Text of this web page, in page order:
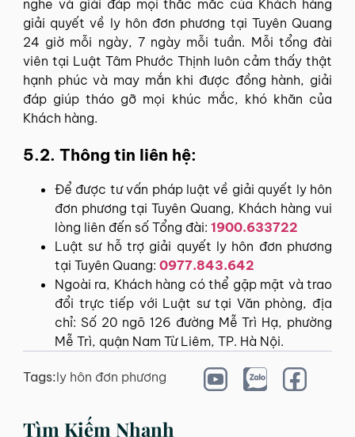
nghe và giải đáp mọi thắc mắc của Khách hàng
giải quyết về ly hôn đơn phương tại Tuyên Quang
24 giờ mỗi ngày, 7 ngày mỗi tuần. Mỗi tổng đài
viên tại Luật Tâm Phước Thịnh luôn cảm thấy thật
hạnh phúc và may mắn khi được đồng hành, giải
đáp giúp tháo gỡ mọi khúc mắc, khó khăn của
Khách hàng.
5.2. Thông tin liên hệ:
Để được tư vấn pháp luật về giải quyết ly hôn
đơn phương tại Tuyên Quang, Khách hàng vui
lòng liên đến số Tổng đài: 1900.633722
Luật sư hỗ trợ giải quyết ly hôn đơn phương
tại Tuyên Quang: 0977.843.642
Ngoài ra, Khách hàng có thể gặp mặt và trao
đổi trực tiếp với Luật sư tại Văn phòng, địa
chỉ: Số 20 ngõ 126 đường Mễ Trì Hạ, phường
Mễ Trì, quận Nam Từ Liêm, TP. Hà Nội.
Tags:ly hôn đơn phương
Tìm Kiếm Nhanh